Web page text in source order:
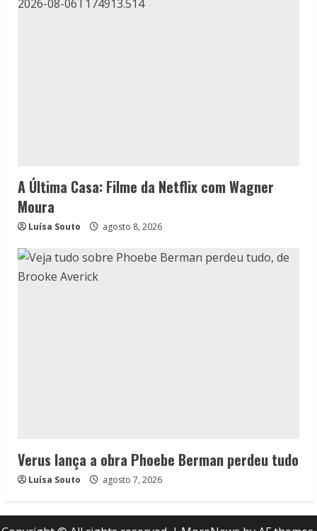
A Última Casa: Filme da Netflix com Wagner
Moura
Luísa Souto agosto 8, 2026
Verus lança a obra Phoebe Berman perdeu tudo
Luísa Souto agosto 7, 2026